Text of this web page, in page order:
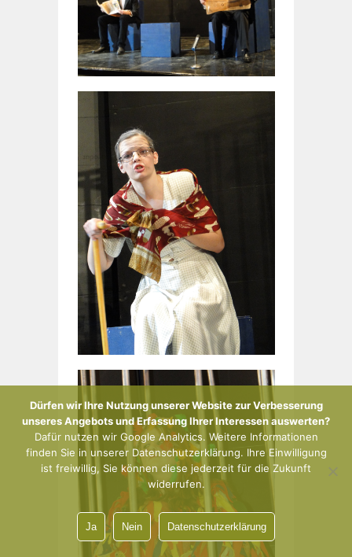
Dürfen wir Ihre Nutzung unserer Website zur Verbesserung
unseres Angebots und Erfassung Ihrer Interessen auswerten?
Dafür nutzen wir Google Analytics. Weitere Informationen
finden Sie in unserer Datenschutzerklärung. Ihre Einwilligung
ist freiwillig, Sie können diese jederzeit für die Zukunft
widerrufen.
Ja Nein Datenschutzerklärung